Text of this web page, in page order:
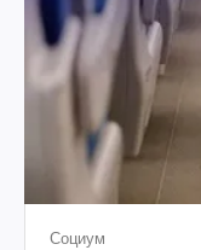
Социум